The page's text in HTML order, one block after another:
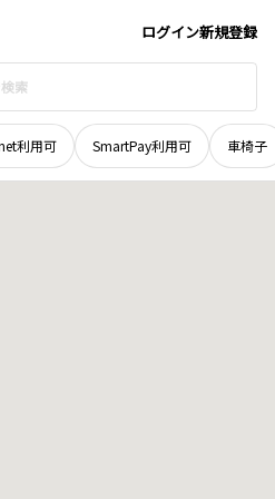
ログイン新規登録
利用可 SmartPay利用可 車椅子